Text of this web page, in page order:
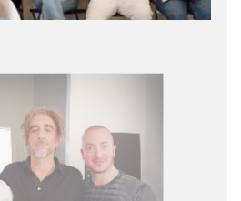
City Actors di Milano,
con il grandeRegista –